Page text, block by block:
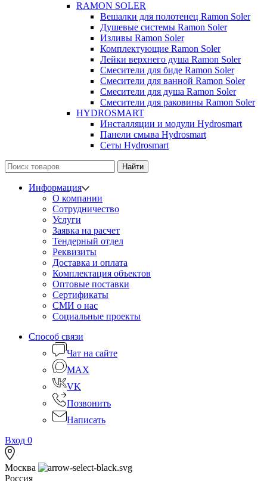
RAMON SOLER
Вешалки для полотенец Ramon Soler
Душевые системы Ramon Soler
Изливы Ramon Soler
Комплектующие Ramon Soler
Лейки верхнего душа Ramon Soler
Смесители для биде Ramon Soler
Смесители для ванной Ramon Soler
Смесители для душа Ramon Soler
Смесители для раковины Ramon Soler
HYDROSMART
Инсталляции и модули Hydrosmart
Панели смыва Hydrosmart
Сеты Hydrosmart
Найти
Информация
О компании
Сотрудничество
Услуги
Заявка на расчет
Тендерный отдел
Реквизиты
Доставка и оплата
Комплектация объектов
Оптовые поставки
Сертификаты
СМИ о нас
Социальные проекты
Способ связи
Чат на сайте
MAX
VK
Позвонить
Написать
Вход 0
Москва
Россия